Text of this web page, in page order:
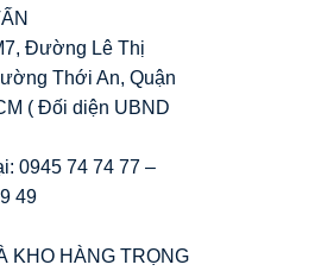
Đường Lê Thị
Thới An, Quận
( Đối diện UBND
0945 74 74 77 –
49
KHO HÀNG TRỌNG